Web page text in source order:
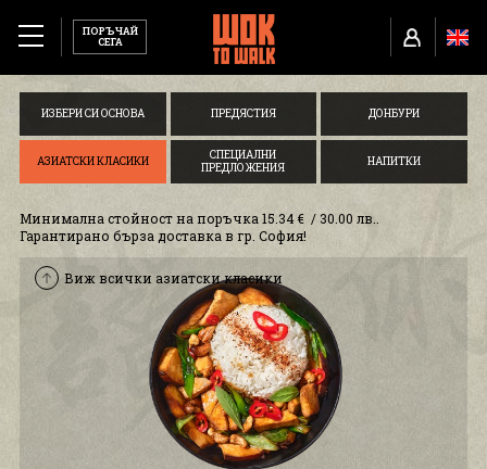
МЕНЮ
ЗА НАС
TUBORG X WOK TO WALK
РЕСТОРАНТИ
БИСКВИТКИ И ПОЛИТИКА
ИНФОРМАЦИЯ ЗА ДОСТАВКА
ПОРЪЧАЙ
СЕГА
ИЗБЕРИ СИ ОСНОВА ПРЕДЯСТИЯ ДОНБУРИ
АЗИАТСКИ КЛАСИКИ
СПЕЦИАЛНИ
ПРЕДЛОЖЕНИЯ
НАПИТКИ
Минимална стойност на поръчка 15.34 € / 30.00 лв..
Гарантирано бърза доставка в гр. София!
Виж всички азиатски класики